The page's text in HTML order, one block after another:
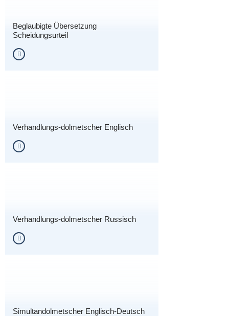
Beglaubigte Übersetzung
Scheidungsurteil
Verhandlungs-dolmetscher Englisch
Verhandlungs-dolmetscher Russisch
Simultandolmetscher Englisch-Deutsch